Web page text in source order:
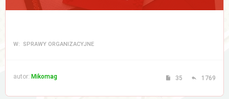
W: SPRAWY ORGANIZACYJNE
autor: Mikomag 35 1769